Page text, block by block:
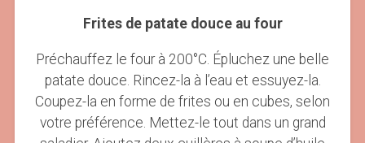
Frites de patate douce au four
Préchauffez le four à 200°C. Épluchez une belle
patate douce. Rincez-la à l’eau et essuyez-la.
Coupez-la en forme de frites ou en cubes, selon
votre préférence. Mettez-le tout dans un grand